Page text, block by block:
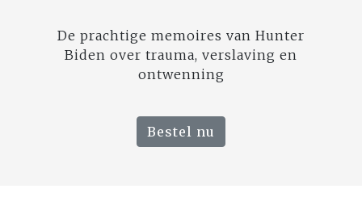
De prachtige memoires van Hunter
Biden over trauma, verslaving en
ontwenning
Bestel nu